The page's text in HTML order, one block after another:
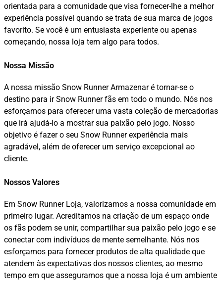
orientada para a comunidade que visa fornecer-lhe a melhor
experiência possível quando se trata de sua marca de jogos
favorito. Se você é um entusiasta experiente ou apenas
começando, nossa loja tem algo para todos.
Nossa Missão
A nossa missão Snow Runner Armazenar é tornar-se o
destino para ir Snow Runner fãs em todo o mundo. Nós nos
esforçamos para oferecer uma vasta coleção de mercadorias
que irá ajudá-lo a mostrar sua paixão pelo jogo. Nosso
objetivo é fazer o seu Snow Runner experiência mais
agradável, além de oferecer um serviço excepcional ao
cliente.
Nossos Valores
Em Snow Runner Loja, valorizamos a nossa comunidade em
primeiro lugar. Acreditamos na criação de um espaço onde
os fãs podem se unir, compartilhar sua paixão pelo jogo e se
conectar com indivíduos de mente semelhante. Nós nos
esforçamos para fornecer produtos de alta qualidade que
atendem às expectativas dos nossos clientes, ao mesmo
tempo em que asseguramos que a nossa loja é um ambiente